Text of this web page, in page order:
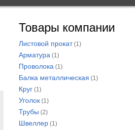
Товары компании
Листовой прокат (1)
Арматура (1)
Проволока (1)
Балка металлическая (1)
Круг (1)
Уголок (1)
Трубы (2)
Швеллер (1)